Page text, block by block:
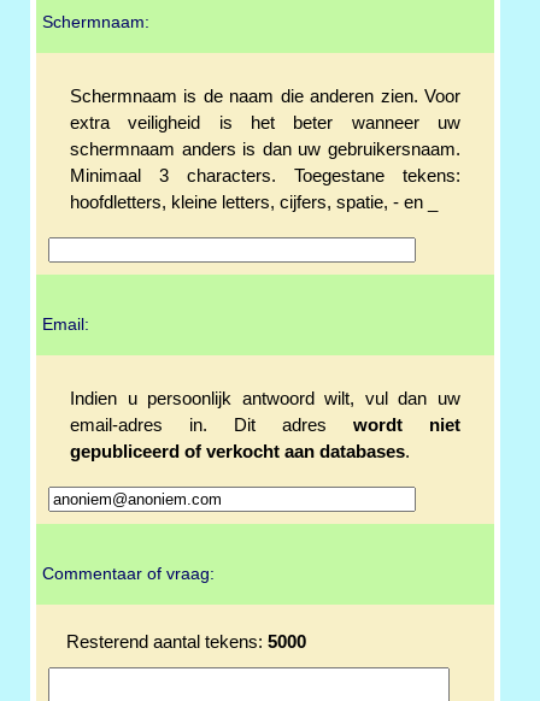
Schermnaam:
Schermnaam is de naam die anderen zien. Voor
extra veiligheid is het beter wanneer uw
schermnaam anders is dan uw gebruikersnaam.
Minimaal 3 characters. Toegestane tekens:
hoofdletters, kleine letters, cijfers, spatie, - en _
Email:
Indien u persoonlijk antwoord wilt, vul dan uw
email-adres in. Dit adres wordt niet
gepubliceerd of verkocht aan databases.
Commentaar of vraag:
Resterend aantal tekens: 5000